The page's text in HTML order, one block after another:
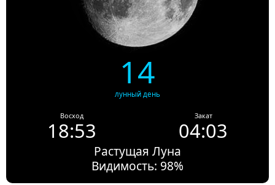
14
лунный день
Восход
18:53
Закат
04:03
Растущая Луна
Видимость: 98%